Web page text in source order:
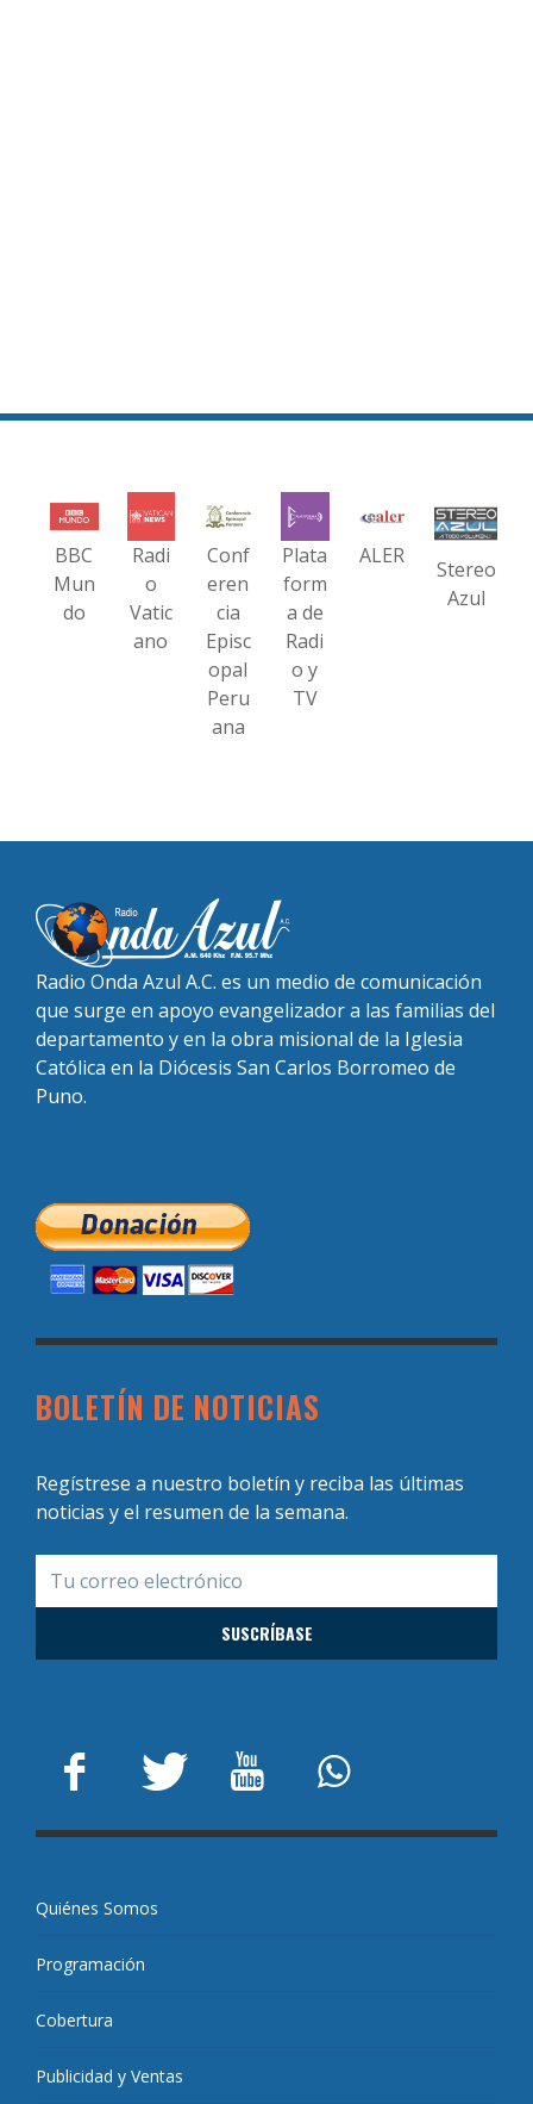
BBC
Mun
do
Radi
o
Vatic
ano
Conf
eren
cia
Episc
opal
Peru
ana
Plata
form
a de
Radi
o y
TV
ALER
Stereo
Azul
Radio Onda Azul A.C. es un medio de comunicación
que surge en apoyo evangelizador a las familias del
departamento y en la obra misional de la Iglesia
Católica en la Diócesis San Carlos Borromeo de
Puno.
BOLETÍN DE NOTICIAS
Regístrese a nuestro boletín y reciba las últimas
noticias y el resumen de la semana.
Quiénes Somos
Programación
Cobertura
Publicidad y Ventas